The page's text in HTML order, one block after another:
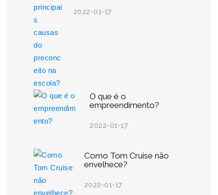
2022-01-17
O que é o
empreendimento?
2022-01-17
Como Tom Cruise não
envelhece?
2022-01-17